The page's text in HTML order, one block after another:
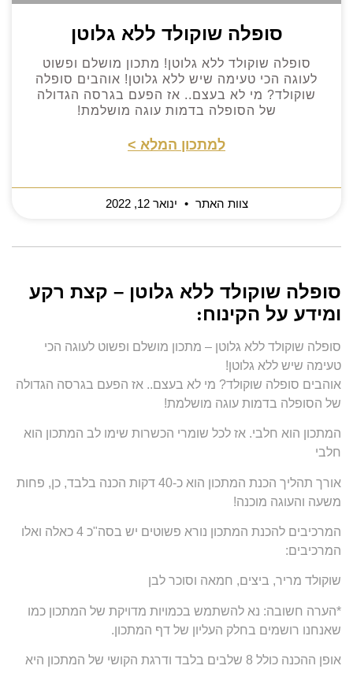
סופלה שוקולד ללא גלוטן
סופלה שוקולד ללא גלוטן! מתכון מושלם ופשוט
לעוגה הכי טעימה שיש ללא גלוטן! אוהבים סופלה
שוקולד? מי לא בעצם.. אז הפעם בגרסה הגדולה
של הסופלה בדמות עוגה מושלמת!
למתכון המלא >
צוות האתר ינואר 12, 2022
סופלה שוקולד ללא גלוטן – קצת רקע
ומידע על הקינוח:
סופלה שוקולד ללא גלוטן – מתכון מושלם ופשוט לעוגה הכי
טעימה שיש ללא גלוטן!
אוהבים סופלה שוקולד? מי לא בעצם.. אז הפעם בגרסה הגדולה
של הסופלה בדמות עוגה מושלמת!
המתכון הוא חלבי. אז לכל שומרי הכשרות שימו לב המתכון הוא
חלבי
אורך תהליך הכנת המתכון הוא כ-40 דקות הכנה בלבד, כן, פחות
משעה והעוגה מוכנה!
המרכיבים להכנת המתכון נורא פשוטים יש בסה"כ 4 כאלה ואלו
המרכיבים:
שוקולד מריר, ביצים, חמאה וסוכר לבן
*הערה חשובה: נא להשתמש בכמויות מדויקת של המתכון כמו
שאנחנו רושמים בחלק העליון של דף המתכון.
אופן ההכנה כולל 8 שלבים בלבד ודרגת הקושי של המתכון היא